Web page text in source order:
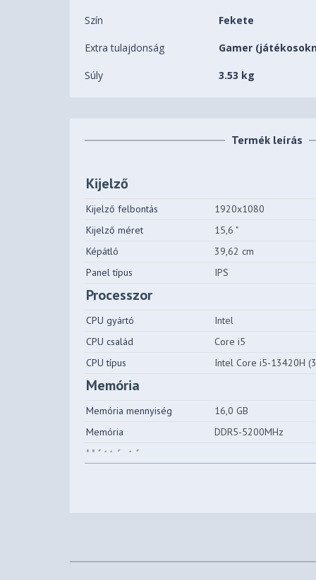
Szín Fekete
Extra tulajdonság Gamer
Súly 3.53 kg
Termék leírás
Kijelző
Kijelző felbontás
1920x1080
Kijelző méret
15,6 "
Képátló
39,62 cm
Panel típus
IPS
Processzor
CPU gyártó
Intel
CPU család
Core i5
CPU típus
Intel Core i5-13420H
Memória
Memória mennyiség
16,0 GB
Memória
DDR5-5200MHz
Háttértár